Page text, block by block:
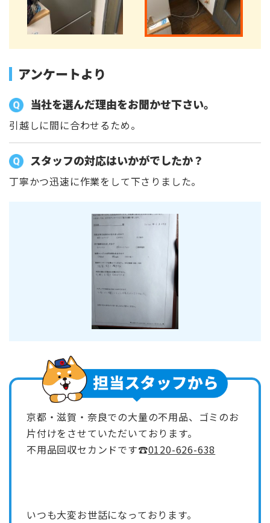
アンケートより
当社を選んだ理由をお聞かせ下さい。
引越しに間に合わせるため。
スタッフの対応はいかがでしたか？
丁寧かつ迅速に作業をして下さりました。
京都・滋賀・奈良での大量の不用品、ゴミのお
片付けをさせていただいております。
不用品回収セカンドです☎0120-626-638
いつも大変お世話になっております。